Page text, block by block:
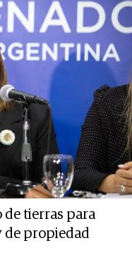
tierras para
de propiedad